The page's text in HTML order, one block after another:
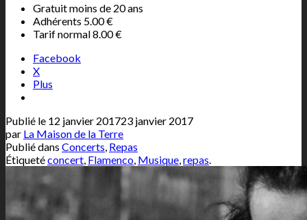
Gratuit moins de 20 ans
Adhérents 5.00 €
Tarif normal 8.00 €
Facebook
X
Plus
Publié le 12 janvier 201723 janvier 2017
par La Maison de la Terre
Publié dans Concerts, Repas
Étiquetéconcert, Flamenco, Musique,repas.